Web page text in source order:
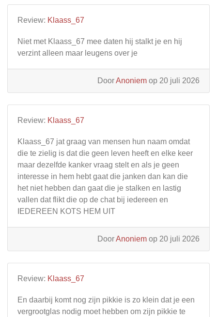
Review: Klaass_67
Niet met Klaass_67 mee daten hij stalkt je en hij
verzint alleen maar leugens over je
DoorAnoniem op 20 juli 2026
Review: Klaass_67
Klaass_67 jat graag van mensen hun naam omdat
die te zielig is dat die geen leven heeft en elke keer
maar dezelfde kanker vraag stelt en als je geen
interesse in hem hebt gaat die janken dan kan die
het niet hebben dan gaat die je stalken en lastig
vallen dat flikt die op de chat bij iedereen en
IEDEREEN KOTS HEM UIT
DoorAnoniem op 20 juli 2026
Review: Klaass_67
En daarbij komt nog zijn pikkie is zo klein dat je een
vergrootglas nodig moet hebben om zijn pikkie te